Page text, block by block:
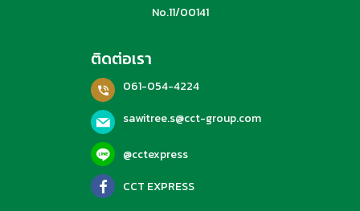
No.11/00141
ติดต่อเรา
061-054-4224
sawitree.s@cct-group.com
@cctexpress
CCT EXPRESS